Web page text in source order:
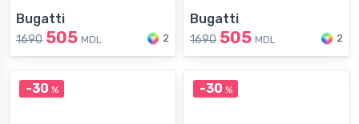
Bugatti
1690 505 MDL 2
Bugatti
1690 505 MDL 2
-30 % -30 %